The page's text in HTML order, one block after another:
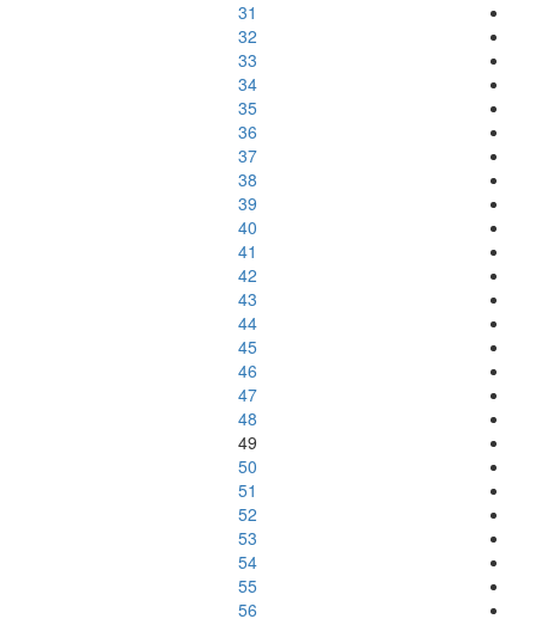
31
32
33
34
35
36
37
38
39
40
41
42
43
44
45
46
47
48
49
50
51
52
53
54
55
56